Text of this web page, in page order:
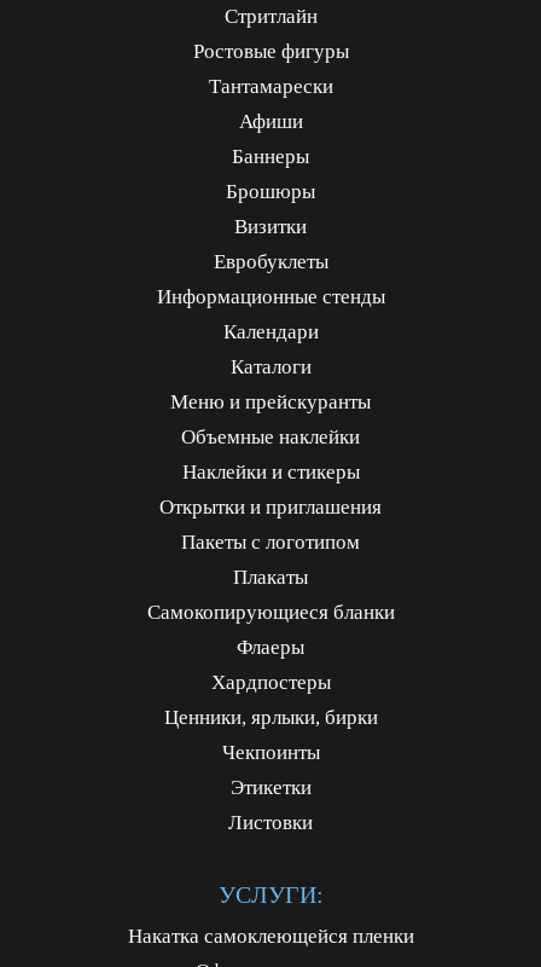
Стритлайн
Ростовые фигуры
Тантамарески
Афиши
Баннеры
Брошюры
Визитки
Евробуклеты
Информационные стенды
Календари
Каталоги
Меню и прейскуранты
Объемные наклейки
Наклейки и стикеры
Открытки и приглашения
Пакеты с логотипом
Плакаты
Самокопирующиеся бланки
Флаеры
Хардпостеры
Ценники, ярлыки, бирки
Чекпоинты
Этикетки
Листовки
УСЛУГИ:
Накатка самоклеющейся пленки